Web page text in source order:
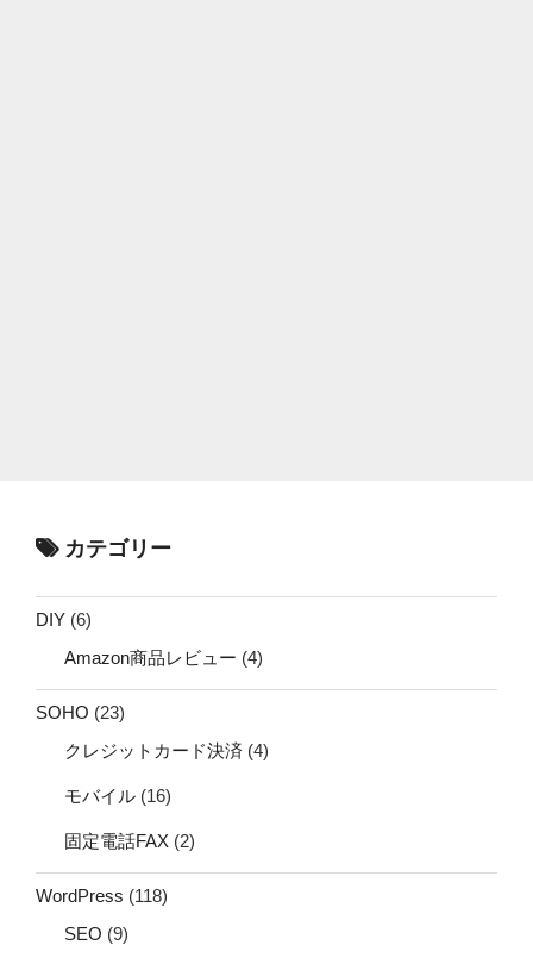
カテゴリー
DIY (6)
Amazon商品レビュー (4)
SOHO (23)
クレジットカード決済 (4)
モバイル (16)
固定電話FAX (2)
WordPress (118)
SEO (9)